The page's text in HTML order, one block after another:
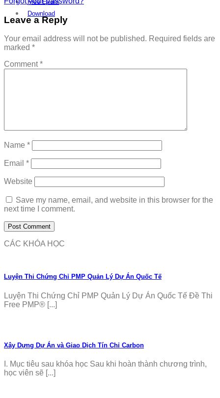
Free Exam
Download
Leave a Reply
Your email address will not be published. Required fields are
marked *
Comment*
Name *
Email *
Website
Save my name, email, and website in this browser for the
next time I comment.
CÁC KHÓA HỌC
Luyện Thi Chứng Chỉ PMP Quản Lý Dự Án Quốc Tế
Luyện Thi Chứng Chỉ PMP Quản Lý Dự Án Quốc Tế Đề Thi
Free PMP® [...]
Xây Dựng Dự Án và Giao Dịch Tín Chỉ Carbon
I. Mục tiêu sau khóa học Sau khi hoàn thành chương trình,
học viên sẽ [...]